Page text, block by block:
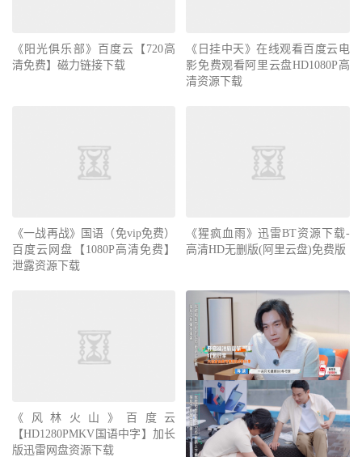
《阳光俱乐部》百度云【720高
清免费】磁力链接下载
《日挂中天》在线观看百度云电
影免费观看阿里云盘HD1080P高
清资源下载
《一战再战》国语（免vip免费）
百度云网盘【1080P高清免费】
泄露资源下载
《猩疯血雨》迅雷BT资源下载-
高清HD无删版(阿里云盘)免费版
《风林火山》百度云
【HD1280PMKV国语中字】加长
版迅雷网盘资源下载